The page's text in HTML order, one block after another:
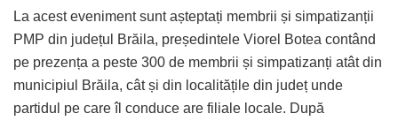
La acest eveniment sunt așteptați membrii și simpatizanții
PMP din județul Brăila, președintele Viorel Botea contând
pe prezența a peste 300 de membrii și simpatizanți atât din
municipiul Brăila, cât și din localitățile din județ unde
partidul pe care îl conduce are filiale locale. După